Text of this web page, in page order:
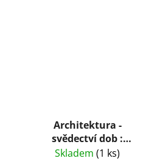
Architektura -
svědectví dob :
přehled vývoje
Skladem (1 ks)